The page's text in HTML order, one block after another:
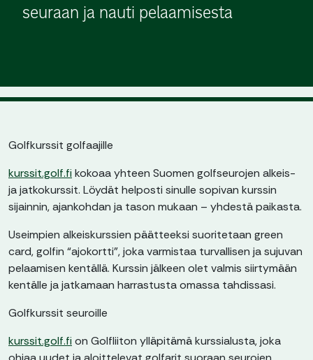
seuraan ja nauti pelaamisesta
Golfkurssit golfaajille
kurssit.golf.fi kokoaa yhteen Suomen golfseurojen alkeis-
ja jatkokurssit. Löydät helposti sinulle sopivan kurssin
sijainnin, ajankohdan ja tason mukaan – yhdestä paikasta.
Useimpien alkeiskurssien päätteeksi suoritetaan green
card, golfin “ajokortti”, joka varmistaa turvallisen ja sujuvan
pelaamisen kentällä. Kurssin jälkeen olet valmis siirtymään
kentälle ja jatkamaan harrastusta omassa tahdissasi.
Golfkurssit seuroille
kurssit.golf.fi on Golfliiton ylläpitämä kurssialusta, joka